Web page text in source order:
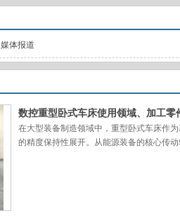
媒体报道
数控重型卧式车床使用领域、加工零
在大型装备制造领域中，重型卧式车床作
的精度保持性展开。从能源装备的核心传